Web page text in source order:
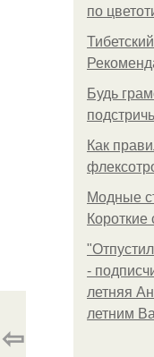
по
Будь
Как
Модные
Короткие
-
летняя
летним
⇦